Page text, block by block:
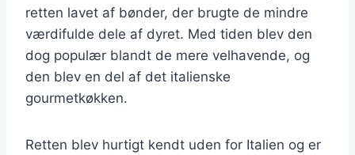
retten lavet af bønder, der brugte de mindre
værdifulde dele af dyret. Med tiden blev den
dog populær blandt de mere velhavende, og
den blev en del af det italienske
gourmetkøkken.
Retten blev hurtigt kendt uden for Italien og er